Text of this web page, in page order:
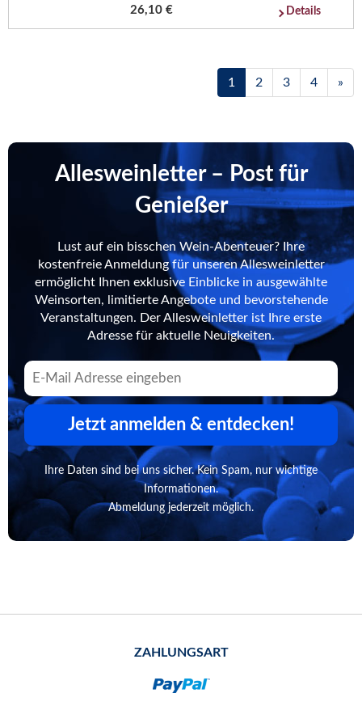
26,10 € Details
1 2 3 4 »
Allesweinletter – Post für
Genießer
Lust auf ein bisschen Wein-Abenteuer? Ihre
kostenfreie Anmeldung für unseren Allesweinletter
ermöglicht Ihnen exklusive Einblicke in ausgewählte
Weinsorten, limitierte Angebote und bevorstehende
Veranstaltungen. Der Allesweinletter ist Ihre erste
Adresse für aktuelle Neuigkeiten.
Jetzt anmelden & entdecken!
Ihre Daten sind bei uns sicher. Kein Spam, nur wichtige
Informationen.
Abmeldung jederzeit möglich.
ZAHLUNGSART